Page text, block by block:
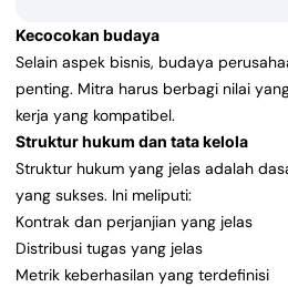
Kecocokan budaya
Selain aspek bisnis, budaya
penting. Mitra harus berbagi nilai
kerja yang kompatibel.
Struktur hukum dan tata kelola
Struktur hukum yang jelas adalah
yang sukses. Ini meliputi:
Kontrak dan perjanjian yang jelas
Distribusi tugas yang jelas
Metrik keberhasilan yang terdefinisi